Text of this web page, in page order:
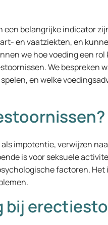
belangrijke indicator
en vaatziekten, en
we hoe voeding een
We bespreken
en welke
als impotentie, verwijzen
is voor seksuele
factoren. Het
bij